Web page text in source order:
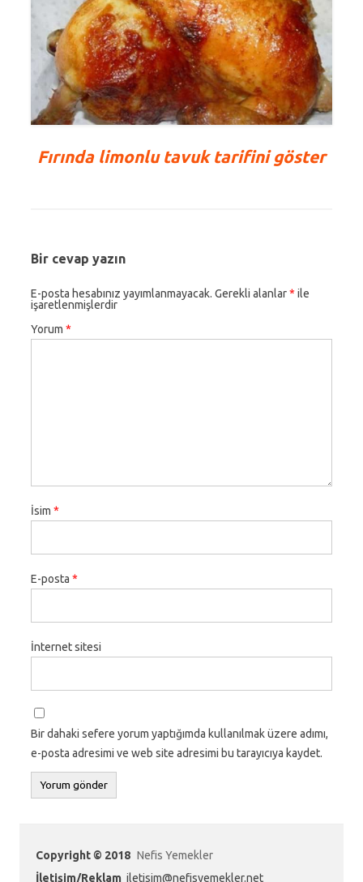
Fırında limonlu tavuk tarifini göster
Bir cevap yazın
E-posta hesabınız yayımlanmayacak. Gerekli alanlar* ile
işaretlenmişlerdir
Yorum *
İsim *
E-posta *
İnternet sitesi
Bir dahaki sefere yorum yaptığımda kullanılmak üzere adımı,
e-posta adresimi ve web site adresimi bu tarayıcıya kaydet.
Copyright © 2018 Nefis Yemekler
İletişim/Reklam iletisim@nefisyemekler.net